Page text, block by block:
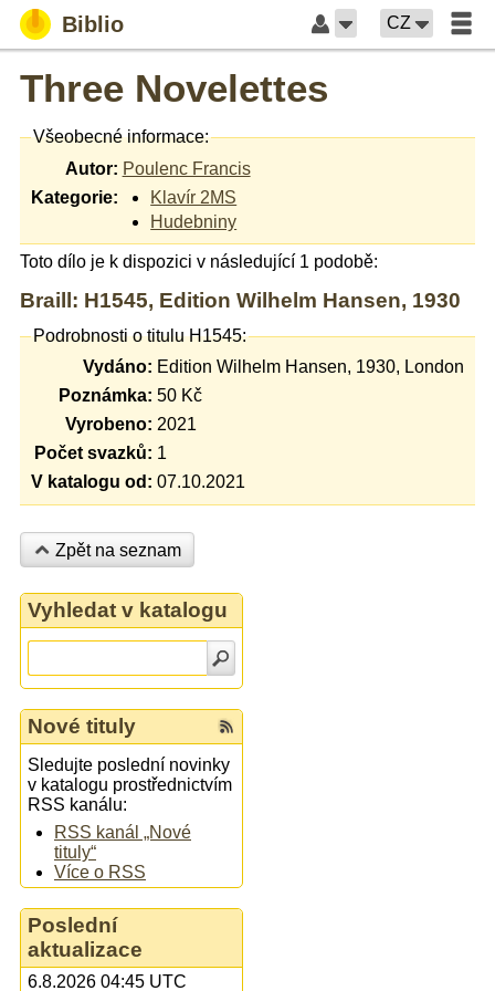
Biblio CZ
Three Novelettes
Všeobecné informace:
Autor: Poulenc Francis
Kategorie:
Klavír 2MS
Hudebniny
Toto dílo je k dispozici v následující 1 podobě:
Braill: H1545, Edition Wilhelm Hansen, 1930
Podrobnosti o titulu H1545:
Vydáno: Edition Wilhelm Hansen, 1930, London
Poznámka: 50 Kč
Vyrobeno: 2021
Počet svazků: 1
V katalogu od: 07.10.2021
Zpět na seznam
Vyhledat v katalogu
Nové tituly
Sledujte poslední novinky
v katalogu prostřednictvím
RSS kanálu:
RSS kanál „Nové
tituly“
Více o RSS
Poslední
aktualizace
6.8.2026 04:45 UTC